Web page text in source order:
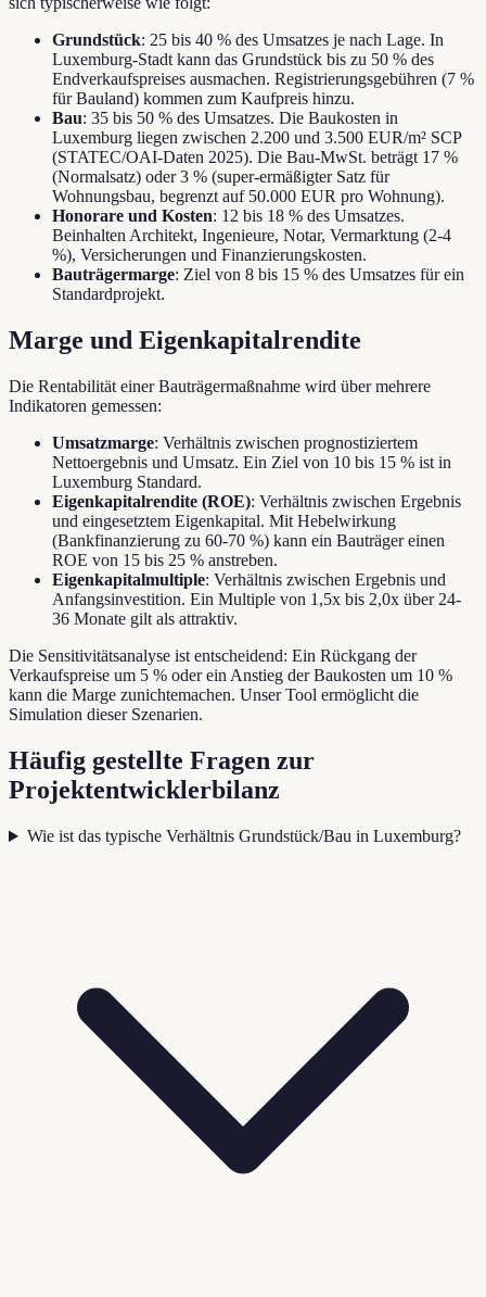
Grundstück: 25 bis 40 % des Umsatzes je nach Lage. In
Luxemburg-Stadt kann das Grundstück bis zu 50 % des
Endverkaufspreises ausmachen. Registrierungsgebühren (7 %
für Bauland) kommen zum Kaufpreis hinzu.
Bau: 35 bis 50 % des Umsatzes. Die Baukosten in
Luxemburg liegen zwischen 2.200 und 3.500 EUR/m² SCP
(STATEC/OAI-Daten 2025). Die Bau-MwSt. beträgt 17 %
(Normalsatz) oder 3 % (super-ermäßigter Satz für
Wohnungsbau, begrenzt auf 50.000 EUR pro Wohnung).
Honorare und Kosten: 12 bis 18 % des Umsatzes.
Beinhalten Architekt, Ingenieure, Notar, Vermarktung (2-4
%), Versicherungen und Finanzierungskosten.
Bauträgermarge: Ziel von 8 bis 15 % des Umsatzes für ein
Standardprojekt.
Marge und Eigenkapitalrendite
Die Rentabilität einer Bauträgermaßnahme wird über mehrere
Indikatoren gemessen:
Umsatzmarge: Verhältnis zwischen prognostiziertem
Nettoergebnis und Umsatz. Ein Ziel von 10 bis 15 % ist in
Luxemburg Standard.
Eigenkapitalrendite (ROE): Verhältnis zwischen Ergebnis
und eingesetztem Eigenkapital. Mit Hebelwirkung
(Bankfinanzierung zu 60-70 %) kann ein Bauträger einen
ROE von 15 bis 25 % anstreben.
Eigenkapitalmultiple: Verhältnis zwischen Ergebnis und
Anfangsinvestition. Ein Multiple von 1,5x bis 2,0x über 24-
36 Monate gilt als attraktiv.
Die Sensitivitätsanalyse ist entscheidend: Ein Rückgang der
Verkaufspreise um 5 % oder ein Anstieg der Baukosten um 10 %
kann die Marge zunichtemachen. Unser Tool ermöglicht die
Simulation dieser Szenarien.
Häufig gestellte Fragen zur
Projektentwicklerbilanz
Wie ist das typische Verhältnis Grundstück/Bau in Luxemburg?